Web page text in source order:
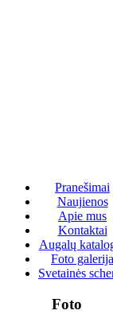
Pranešimai
Naujienos
Apie mus
Kontaktai
Augalų
Foto galerija
Svetainės
Foto